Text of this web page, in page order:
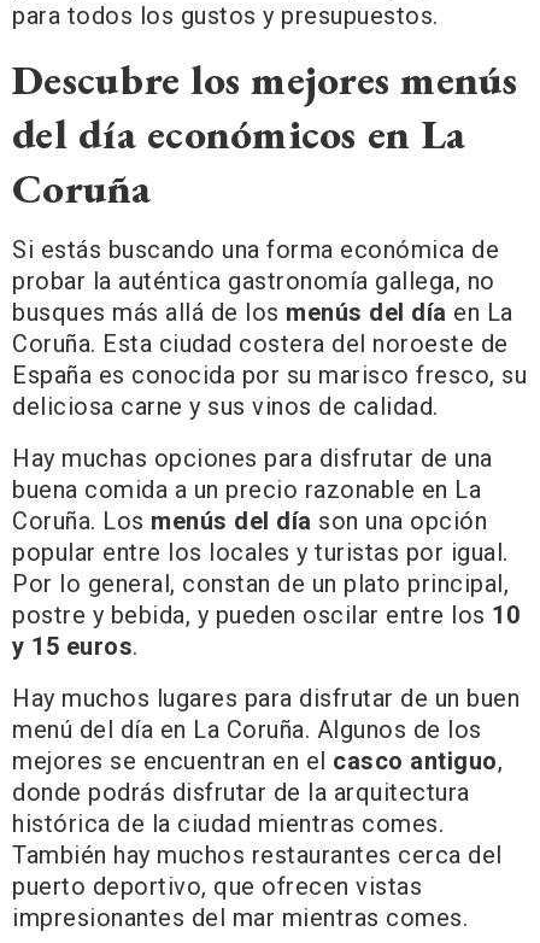
para todos los gustos y presupuestos.
Descubre los mejores menús
del día económicos en La
Coruña
Si estás buscando una forma económica de
probar la auténtica gastronomía gallega, no
busques más allá de los menús del día en La
Coruña. Esta ciudad costera del noroeste de
España es conocida por su marisco fresco, su
deliciosa carne y sus vinos de calidad.
Hay muchas opciones para disfrutar de una
buena comida a un precio razonable en La
Coruña. Los menús del día son una opción
popular entre los locales y turistas por igual.
Por lo general, constan de un plato principal,
postre y bebida, y pueden oscilar entre los 10
y 15 euros.
Hay muchos lugares para disfrutar de un buen
menú del día en La Coruña. Algunos de los
mejores se encuentran en el casco antiguo,
donde podrás disfrutar de la arquitectura
histórica de la ciudad mientras comes.
También hay muchos restaurantes cerca del
puerto deportivo, que ofrecen vistas
impresionantes del mar mientras comes.